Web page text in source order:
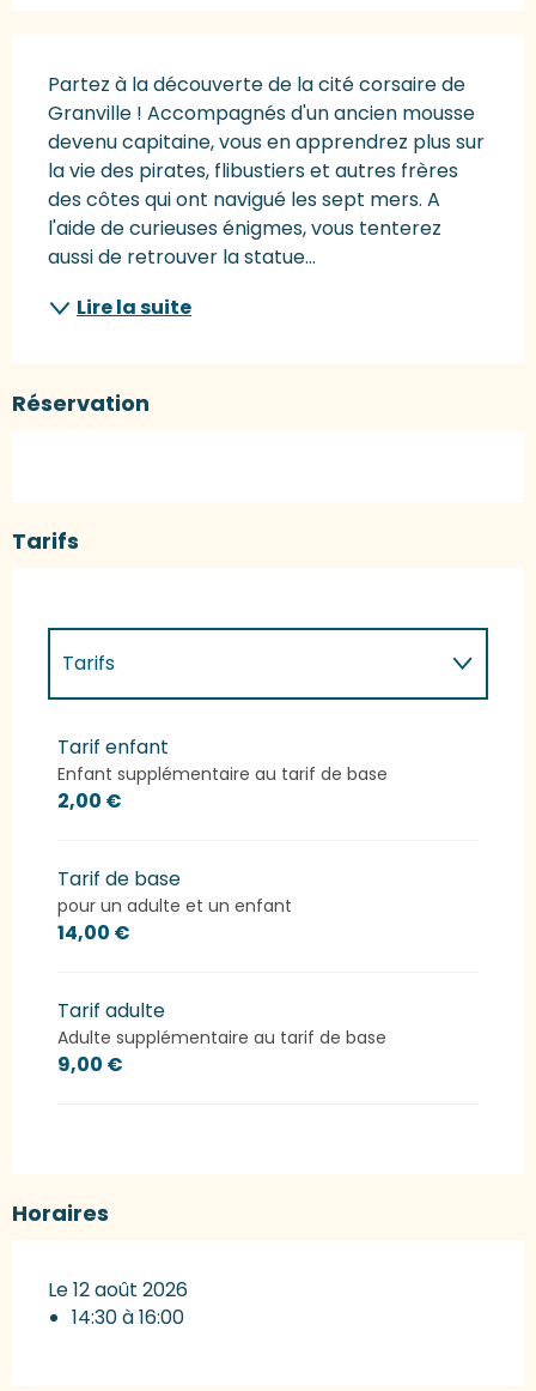
Partez à la découverte de la cité corsaire de
Granville ! Accompagnés d'un ancien mousse
devenu capitaine, vous en apprendrez plus sur
la vie des pirates, flibustiers et autres frères
des côtes qui ont navigué les sept mers. A
l'aide de curieuses énigmes, vous tenterez
aussi de retrouver la statue...
Lire la suite
Réservation
Tarifs
Tarifs
Tarifs 2027
Tarif enfant
Enfant supplémentaire au tarif de base
2,00 €
Tarif de base
pour un adulte et un enfant
14,00 €
Tarif adulte
Adulte supplémentaire au tarif de base
9,00 €
Horaires
Le 12 août 2026
14:30 à 16:00